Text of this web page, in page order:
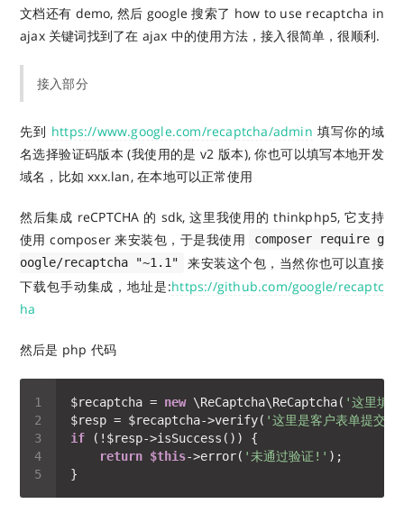
文档还有 demo, 然后 google 搜索了 how to use recaptcha in
ajax 关键词找到了在 ajax 中的使用方法，接入很简单，很顺利.
接入部分
先到 https://www.google.com/recaptcha/admin 填写你的域
名选择验证码版本 (我使用的是 v2 版本), 你也可以填写本地开发
域名，比如 xxx.lan, 在本地可以正常使用
然后集成 reCPTCHA 的 sdk, 这里我使用的 thinkphp5, 它支持
使用 composer 来安装包，于是我使用
composer require g
oogle/recaptcha "~1.1"
来安装这个包，当然你也可以直接
下载包手动集成，地址是:https://github.com/google/recaptc
ha
然后是 php 代码
$recaptcha = new \ReCaptcha\ReCaptcha( '这里填
$resp = $recaptcha->verify( '这里是客户表单提交
if
return $this->error( '未通过验证!'